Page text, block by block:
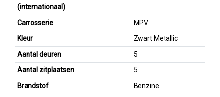
(internationaal)
Carrosserie
MPV
Kleur
Zwart Metallic
Aantal deuren
5
Aantal zitplaatsen
5
Brandstof
Benzine